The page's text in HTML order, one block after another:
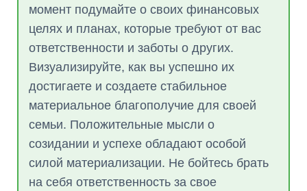
момент подумайте о своих финансовых
целях и планах, которые требуют от вас
ответственности и заботы о других.
Визуализируйте, как вы успешно их
достигаете и создаете стабильное
материальное благополучие для своей
семьи. Положительные мысли о
созидании и успехе обладают особой
силой материализации. Не бойтесь брать
на себя ответственность за свое